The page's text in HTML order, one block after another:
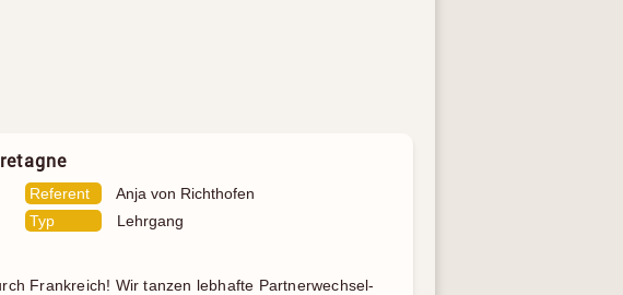
Referent
Anja von Richthofen
Typ
Lehrgang
Frankreich! Wir tanzen lebhafte Partnerwechsel-